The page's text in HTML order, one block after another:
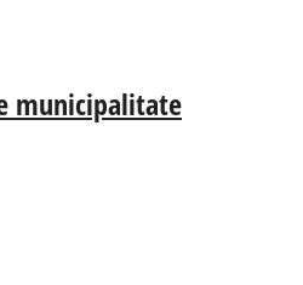
municipalitate